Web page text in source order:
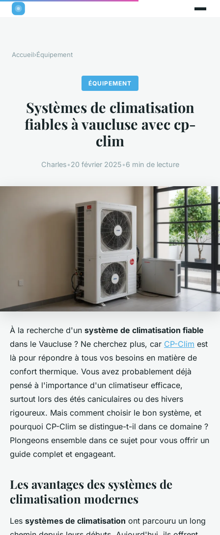
Accueil›Équipement
ÉQUIPEMENT
Systèmes de climatisation
fiables à vaucluse avec cp-
clim
Charles•20 février 2025•6 min de lecture
À la recherche d'un système de climatisation fiable
dans le Vaucluse ? Ne cherchez plus, car CP-Clim est
là pour répondre à tous vos besoins en matière de
confort thermique. Vous avez probablement déjà
pensé à l'importance d'un climatiseur efficace,
surtout lors des étés caniculaires ou des hivers
rigoureux. Mais comment choisir le bon système, et
pourquoi CP-Clim se distingue-t-il dans ce domaine ?
Plongeons ensemble dans ce sujet pour vous offrir un
guide complet et engageant.
Les avantages des systèmes de
climatisation modernes
Les systèmes de climatisation ont parcouru un long